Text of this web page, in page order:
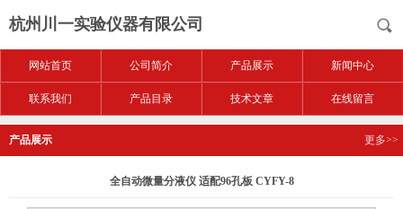
杭州川一实验仪器有限公司
网站首页 公司简介 产品展示 新闻中心
联系我们 产品目录 技术文章 在线留言
产品展示 更多>>
全自动微量分液仪 适配96孔板 CYFY-8